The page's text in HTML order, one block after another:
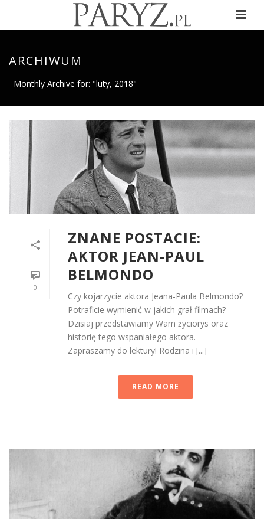
ARCHIWUM
Monthly Archive for: "luty, 2018"
0
ZNANE POSTACIE:
AKTOR JEAN-PAUL
BELMONDO
Czy kojarzycie aktora Jeana-Paula Belmondo?
Potraficie wymienić w jakich grał filmach?
Dzisiaj przedstawiamy Wam życiorys oraz
historię tego wspaniałego aktora.
Zapraszamy do lektury! Rodzina i [...]
READ MORE